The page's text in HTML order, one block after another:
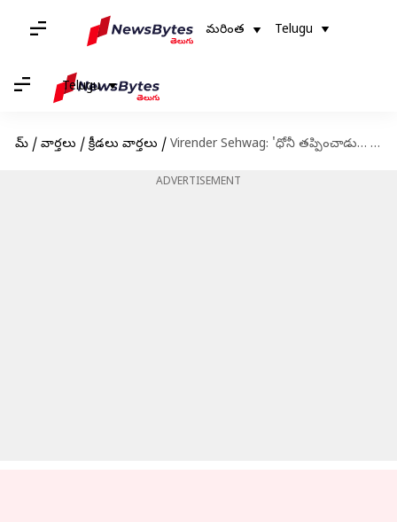
మరింత Telugu
Telugu
హోమ్ / వార్తలు / క్రీడలు వార్తలు / Virender Sehwag: 'ధోనీ తప్పించాడు… సచిన్ నిలబెట్టాడు'.. వీరేంద్ర సెహ్వాగ్ ఆసక్తికర వ్యాఖ్యలు
ADVERTISEMENT